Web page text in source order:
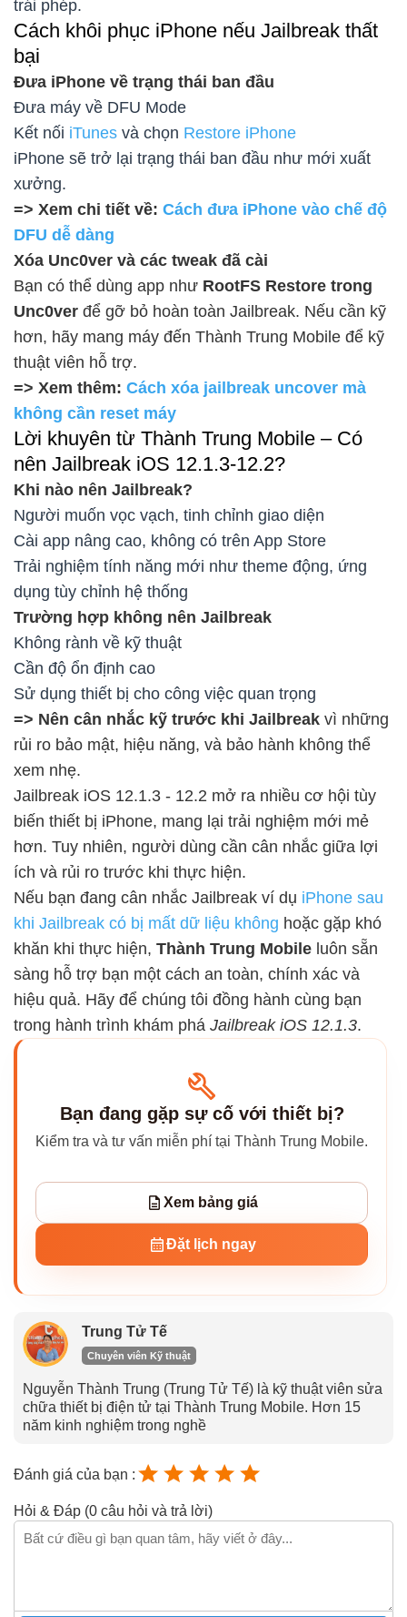
trái phép.
Cách khôi phục iPhone nếu Jailbreak thất
bại
Đưa iPhone về trạng thái ban đầu
Đưa máy về DFU Mode
Kết nối iTunes và chọn Restore iPhone
iPhone sẽ trở lại trạng thái ban đầu như mới xuất
xưởng.
=> Xem chi tiết về: Cách đưa iPhone vào chế độ
DFU dễ dàng
Xóa Unc0ver và các tweak đã cài
Bạn có thể dùng app như RootFS Restore trong
Unc0ver để gỡ bỏ hoàn toàn Jailbreak. Nếu cần kỹ
hơn, hãy mang máy đến Thành Trung Mobile để kỹ
thuật viên hỗ trợ.
=> Xem thêm: Cách xóa jailbreak uncover mà
không cần reset máy
Lời khuyên từ Thành Trung Mobile – Có
nên Jailbreak iOS 12.1.3-12.2?
Khi nào nên Jailbreak?
Người muốn vọc vạch, tinh chỉnh giao diện
Cài app nâng cao, không có trên App Store
Trải nghiệm tính năng mới như theme động, ứng
dụng tùy chỉnh hệ thống
Trường hợp không nên Jailbreak
Không rành về kỹ thuật
Cần độ ổn định cao
Sử dụng thiết bị cho công việc quan trọng
=> Nên cân nhắc kỹ trước khi Jailbreak vì những
rủi ro bảo mật, hiệu năng, và bảo hành không thể
xem nhẹ.
Jailbreak iOS 12.1.3 - 12.2 mở ra nhiều cơ hội tùy
biến thiết bị iPhone, mang lại trải nghiệm mới mẻ
hơn. Tuy nhiên, người dùng cần cân nhắc giữa lợi
ích và rủi ro trước khi thực hiện.
Nếu bạn đang cân nhắc Jailbreak ví dụ iPhone sau
khi Jailbreak có bị mất dữ liệu không hoặc gặp khó
khăn khi thực hiện, Thành Trung Mobile luôn sẵn
sàng hỗ trợ bạn một cách an toàn, chính xác và
hiệu quả. Hãy để chúng tôi đồng hành cùng bạn
trong hành trình khám phá Jailbreak iOS 12.1.3.
Bạn đang gặp sự cố với thiết bị?
Kiểm tra và tư vấn miễn phí tại Thành Trung Mobile.
Xem bảng giá
Đặt lịch ngay
Trung Tử Tế
Chuyên viên Kỹ thuật
Nguyễn Thành Trung (Trung Tử Tế) là kỹ thuật viên sửa
chữa thiết bị điện tử tại Thành Trung Mobile. Hơn 15
năm kinh nghiệm trong nghề
Đánh giá của bạn :
Hỏi & Đáp (0 câu hỏi và trả lời)